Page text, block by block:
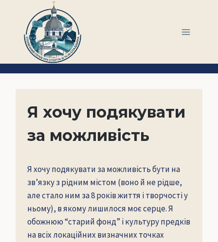
Я хочу подякувати
за можливість
Я хочу подякувати за можливість бути на
зв’язку з рідним містом (воно й не рідше,
але стало ним за 8 років життя і творчості у
ньому), в якому лишилося моє серце. Я
обожнюю “старий фонд” і культуру предків
на всіх локаційних визначних точках